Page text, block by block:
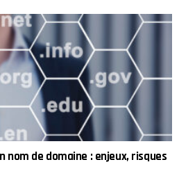
de domaine : enjeux, risques